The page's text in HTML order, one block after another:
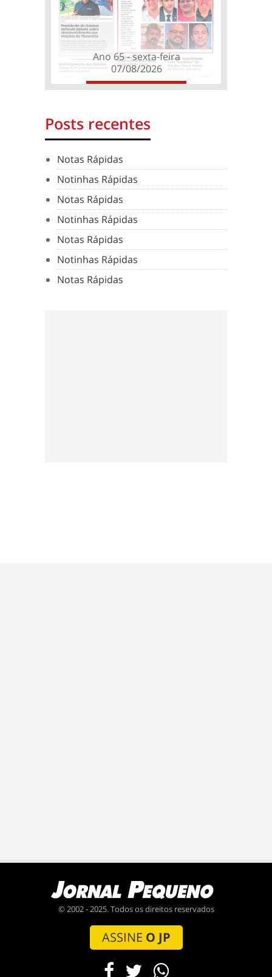
Ano 65 - sexta-feira
07/08/2026
Posts recentes
Notas Rápidas
Notinhas Rápidas
Notas Rápidas
Notinhas Rápidas
Notas Rápidas
Notinhas Rápidas
Notas Rápidas
© 2002 - 2025. Todos os direitos reservados
ASSINE O JP